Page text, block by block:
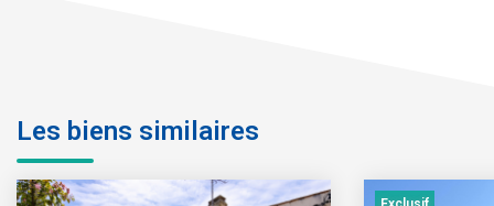
Les biens similaires